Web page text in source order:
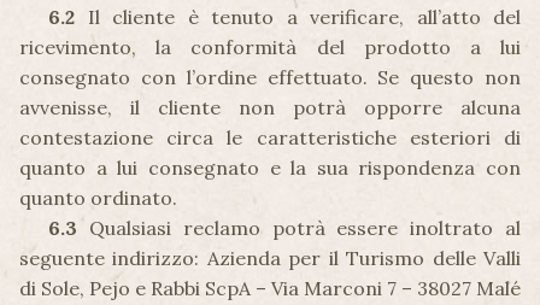
6.2 Il cliente è tenuto a verificare, all’atto del
ricevimento, la conformità del prodotto a lui
consegnato con l’ordine effettuato. Se questo non
avvenisse, il cliente non potrà opporre alcuna
contestazione circa le caratteristiche esteriori di
quanto a lui consegnato e la sua rispondenza con
quanto ordinato.
6.3 Qualsiasi reclamo potrà essere inoltrato al
seguente indirizzo: Azienda per il Turismo delle Valli
di Sole, Pejo e Rabbi ScpA – Via Marconi 7 – 38027 Malé